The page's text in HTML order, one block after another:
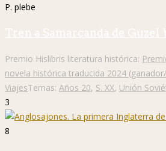
P. plebe
Tren a Samarcanda de Guzel
Premio Hislibris literatura histórica:
novela histórica traducida 2024
ViajesTemas: Años 20, S. XX, Unión
3
8